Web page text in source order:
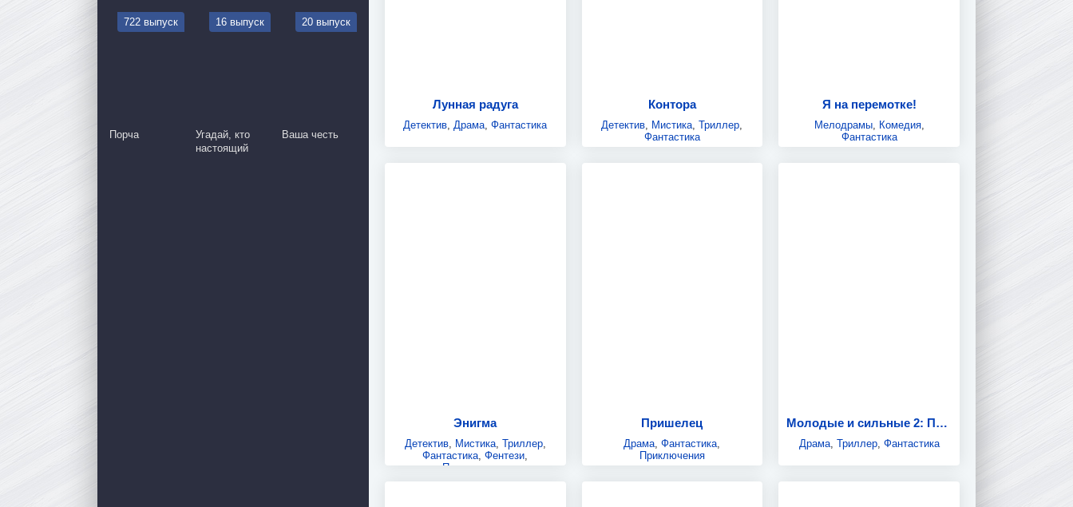
Лунная радуга
Детектив Драма ,Фантастика
Контора
Детектив Мистика ,Триллер
Фантастика
Я на перемотке!
Мелодрамы, Комедия,
Фантастика
Энигма
Детектив, Мистика, Триллер,
Фантастика,Фентези,
Приключения
Пришелец
Драма,Фантастика,
Приключения
Молодые и сильные 2: Проклятие выживших
Драма, Триллер, Фантастика
722 выпуск
Порча
16 выпуск
Угадай, кто
настоящий
20 выпуск
Ваша честь